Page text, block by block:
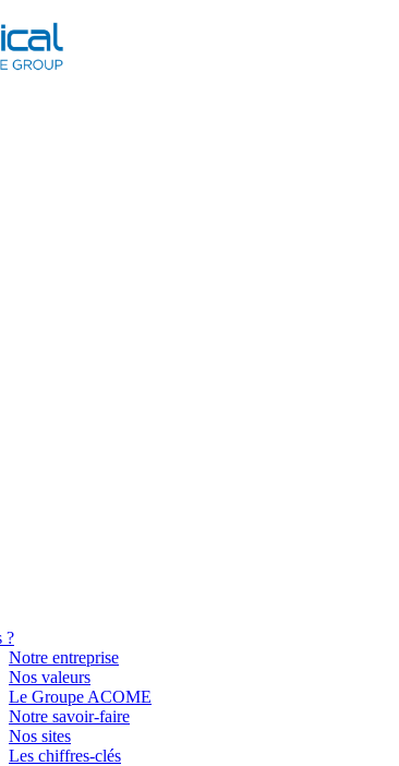
?
Notre entreprise
Nos valeurs
Le Groupe ACOME
Notre savoir-faire
Nos sites
Les chiffres-clés